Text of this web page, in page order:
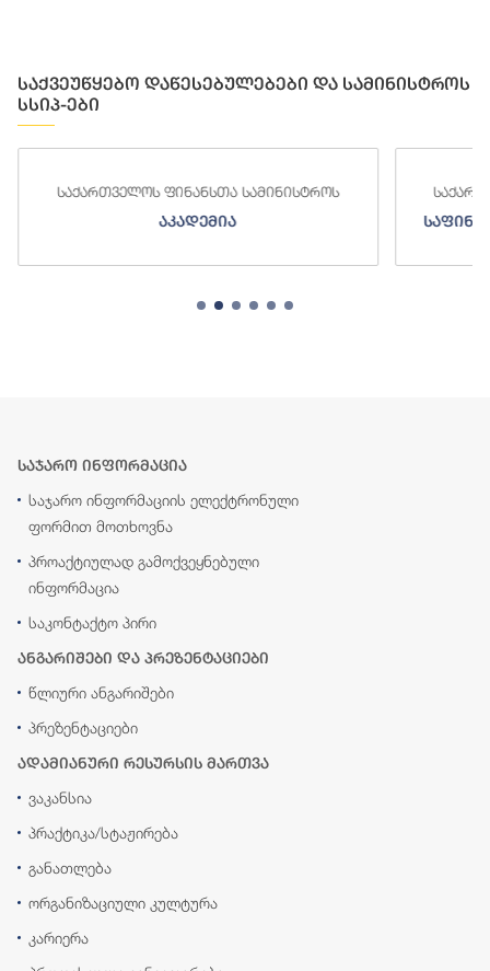
საქვეუწყებო დაწესებულებები და სამინისტროს
სსიპ-ები
საქართველოს ფინანსთა სამინისტროს
აკადემია
საჯარო ინფორმაცია
საჯარო ინფორმაციის ელექტრონული
ფორმით მოთხოვნა
პროაქტიულად გამოქვეყნებული
ინფორმაცია
საკონტაქტო პირი
ანგარიშები და პრეზენტაციები
წლიური ანგარიშები
პრეზენტაციები
ადამიანური რესურსის მართვა
ვაკანსია
პრაქტიკა/სტაჟირება
განათლება
ორგანიზაციული კულტურა
კარიერა